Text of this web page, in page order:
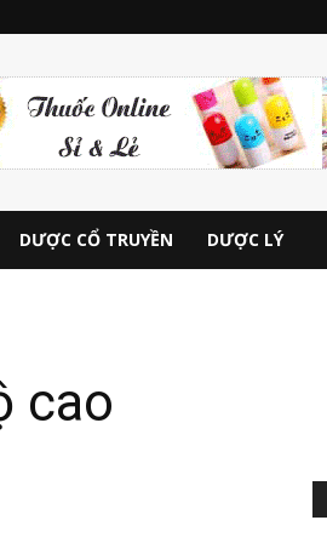
DƯỢC CỔ TRUYỀN DƯỢC LÝ
cao